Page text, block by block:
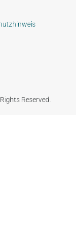
Reserved.